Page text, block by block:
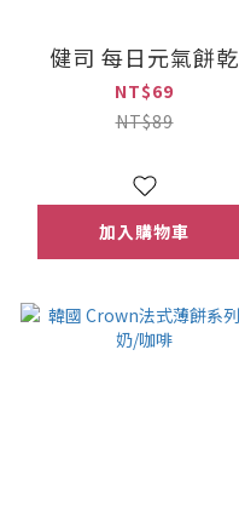
健司 每日元氣餅乾
NT$69
NT$89
加入購物車